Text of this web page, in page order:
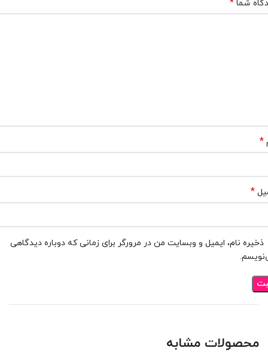
شما *
*
*
ذخیره نام، ایمیل و وبسایت من در مرورگر برای زمانی که دوباره دیدگاهی
محصولات مشابه